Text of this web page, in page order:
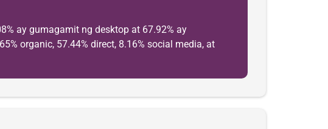
ay gumagamit ng desktop at 67.92% ay
organic, 57.44% direct, 8.16% social media, at